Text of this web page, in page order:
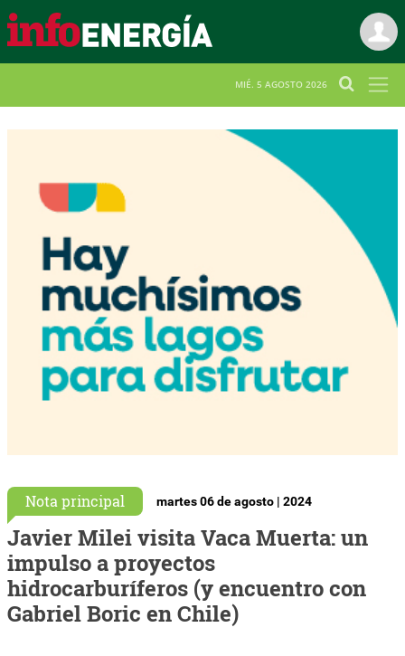
MIÉ. 5 AGOSTO 2026
Nota principal martes 06 de agosto | 2024
Javier Milei visita Vaca Muerta: un
impulso a proyectos
hidrocarburíferos (y encuentro con
Gabriel Boric en Chile)